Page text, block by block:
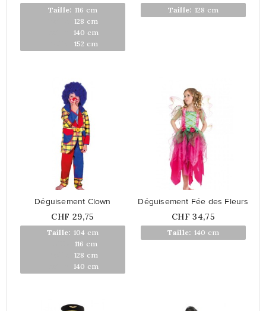
Taille: 116 cm
128 cm
140 cm
152 cm
Taille: 128 cm
En rupture
Taille: 104 cm
116 cm
128 cm
140 cm
Déguisement Clown
Prix
CHF 29,75
En rupture
Taille: 140 cm
Déguisement Fée des Fleurs
Prix
CHF 34,75
En rupture